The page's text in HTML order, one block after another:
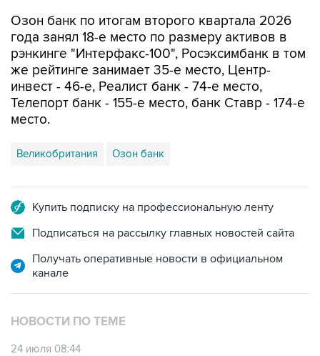
Озон банк по итогам второго квартала 2026
года занял 18-е место по размеру активов в
рэнкинге "Интерфакс-100", Росэксимбанк в том
же рейтинге занимает 35-е место, Центр-
инвест - 46-е, Реалист банк - 74-е место,
Телепорт банк - 155-е место, банк Ставр - 174-е
место.
Великобритания Озон банк
Купить подписку на профессиональную ленту
Подписаться на рассылку главных новостей сайта
Получать оперативные новости в официальном
канале
НОВОСТИ ПО ТЕМЕ
24 июля 08:44